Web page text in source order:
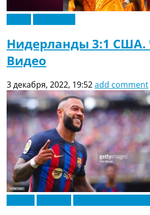
Нидерланды 3:1 США.
Видео
3 декабря, 2022, 19:52add comment